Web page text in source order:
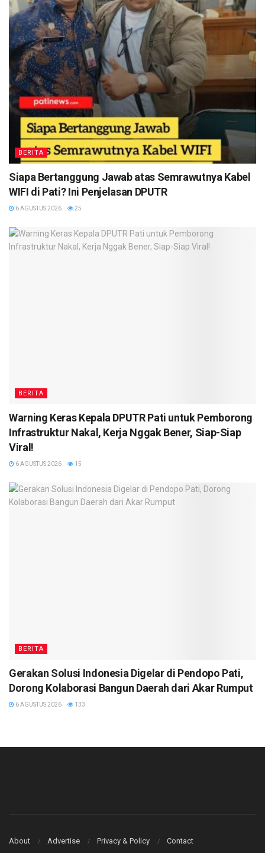
BERITA
Siapa Bertanggung Jawab atas Semrawutnya Kabel
WIFI di Pati? Ini Penjelasan DPUTR
6 AGUSTUS 2026 25
BERITA
Warning Keras Kepala DPUTR Pati untuk Pemborong
Infrastruktur Nakal, Kerja Nggak Bener, Siap-Siap
Viral!
6 AGUSTUS 2026 15
BERITA
Gerakan Solusi Indonesia Digelar di Pendopo Pati,
Dorong Kolaborasi Bangun Daerah dari Akar Rumput
6 AGUSTUS 2026 133
About Advertise Privacy & Policy Contact